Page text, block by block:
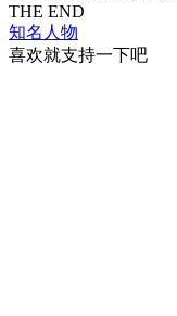
THE END
知名人物
喜欢就支持一下吧